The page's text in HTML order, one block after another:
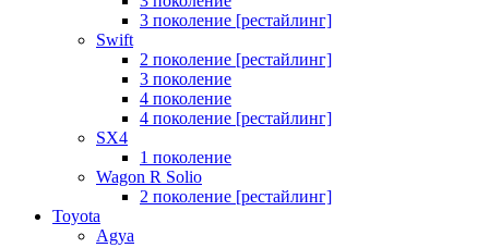
3 поколение [рестайлинг]
Swift
2 поколение [рестайлинг]
3 поколение
4 поколение
4 поколение [рестайлинг]
SX4
1 поколение
Wagon R Solio
2 поколение [рестайлинг]
Toyota
Agya